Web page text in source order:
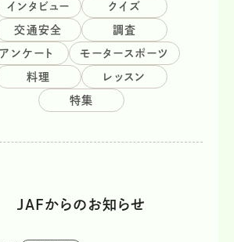
インタビュー クイズ
交通安全 調査
アンケート モータースポーツ
料理 レッスン
特集
JAFからのお知らせ